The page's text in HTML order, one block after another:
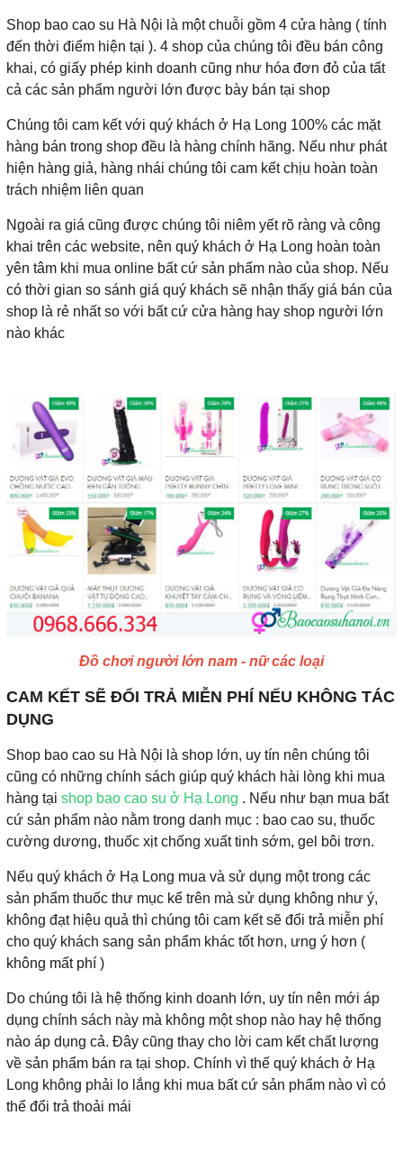
Shop bao cao su Hà Nội là một chuỗi gồm 4 cửa hàng ( tính
đến thời điểm hiện tại ). 4 shop của chúng tôi đều bán công
khai, có giấy phép kinh doanh cũng như hóa đơn đỏ của tất
cả các sản phẩm người lớn được bày bán tại shop
Chúng tôi cam kết với quý khách ở Hạ Long 100% các mặt
hàng bán trong shop đều là hàng chính hãng. Nếu như phát
hiện hàng giả, hàng nhái chúng tôi cam kết chịu hoàn toàn
trách nhiệm liên quan
Ngoài ra giá cũng được chúng tôi niêm yết rõ ràng và công
khai trên các website, nên quý khách ở Hạ Long hoàn toàn
yên tâm khi mua online bất cứ sản phẩm nào của shop. Nếu
có thời gian so sánh giá quý khách sẽ nhận thấy giá bán của
shop là rẻ nhất so với bất cứ cửa hàng hay shop người lớn
nào khác
Đồ chơi người lớn nam - nữ các loại
CAM KẾT SẼ ĐỔI TRẢ MIỄN PHÍ NẾU KHÔNG TÁC
DỤNG
Shop bao cao su Hà Nội là shop lớn, uy tín nên chúng tôi
cũng có những chính sách giúp quý khách hài lòng khi mua
hàng tại shop bao cao su ở Hạ Long . Nếu như bạn mua bất
cứ sản phẩm nào nằm trong danh mục : bao cao su, thuốc
cường dương, thuốc xịt chống xuất tinh sớm, gel bôi trơn.
Nếu quý khách ở Hạ Long mua và sử dụng một trong các
sản phẩm thuốc thư mục kể trên mà sử dụng không như ý,
không đạt hiệu quả thì chúng tôi cam kết sẽ đổi trả miễn phí
cho quý khách sang sản phẩm khác tốt hơn, ưng ý hơn (
không mất phí )
Do chúng tôi là hệ thống kinh doanh lớn, uy tín nên mới áp
dụng chính sách này mà không một shop nào hay hệ thống
nào áp dụng cả. Đây cũng thay cho lời cam kết chất lượng
về sản phẩm bán ra tại shop. Chính vì thế quý khách ở Hạ
Long không phải lo lắng khi mua bất cứ sản phẩm nào vì có
thể đổi trả thoải mái